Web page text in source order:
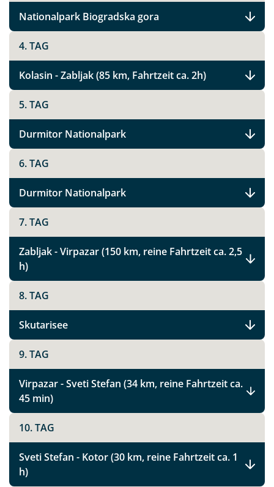
Montenegro Highlights
Nationalpark Biogradska gora
4. TAG
Kolasin - Zabljak (85 km, Fahrtzeit ca. 2h)
5. TAG
Durmitor Nationalpark
6. TAG
Durmitor Nationalpark
7. TAG
Zabljak - Virpazar (150 km, reine Fahrtzeit ca. 2,5
h)
8. TAG
Skutarisee
9. TAG
Virpazar - Sveti Stefan (34 km, reine Fahrtzeit ca.
45 min)
10. TAG
Sveti Stefan - Kotor (30 km, reine Fahrtzeit ca. 1
h)